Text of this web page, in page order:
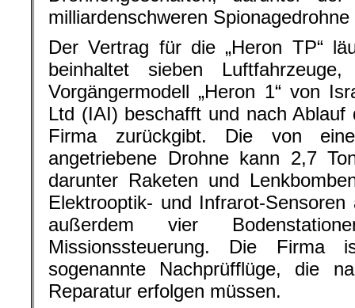
milliardenschweren
Der Vertrag für die „Heron TP“
beinhaltet sieben
Vorgängermodell „Heron 1“ von
Ltd (IAI) beschafft und nach Ablauf
Firma zurückgibt. Die von
angetriebene Drohne kann 2,7
darunter Raketen und
Elektrooptik- und Infrarot-
außerdem vier
Missionssteuerung. Die Firma
sogenannte Nachprüfflüge, die
Reparatur erfolgen müssen.